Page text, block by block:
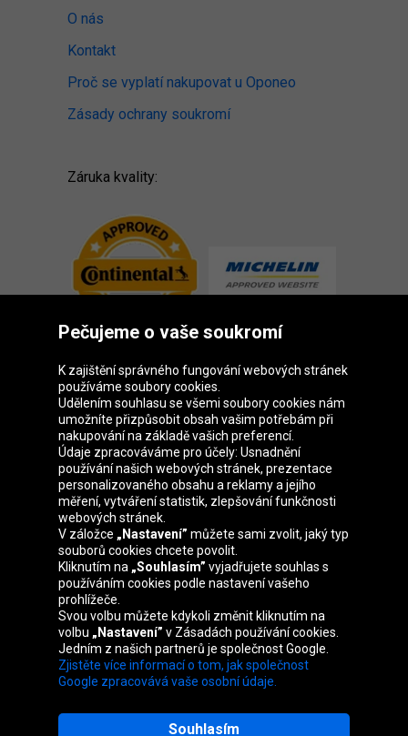
O nás
Kontakt
Proč se vyplatí nakupovat u Oponeo
Zásady ochrany soukromí
Záruka kvality:
Skupina Oponeo
Belgique Deutschland Éire España
France Italia Magyarország Nederland
Österreich Polska
Slovenská
republika
United
Kingdom
Pečujeme o vaše soukromí
K zajištění správného fungování webových stránek
používáme soubory cookies.
Udělením souhlasu se všemi soubory cookies nám
umožníte přizpůsobit obsah vašim potřebám při
nakupování na základě vašich preferencí.
Údaje zpracováváme pro účely: Usnadnění
používání našich webových stránek, prezentace
personalizovaného obsahu a reklamy a jejího
měření, vytváření statistik, zlepšování funkčnosti
webových stránek.
V záložce „Nastavení” můžete sami zvolit, jaký typ
souborů cookies chcete povolit.
Kliknutím na „Souhlasím” vyjadřujete souhlas s
používáním cookies podle nastavení vašeho
prohlížeče.
Svou volbu můžete kdykoli změnit kliknutím na
volbu „Nastavení” v Zásadách používání cookies.
Jedním z našich partnerů je společnost Google.
Zjistěte více informací o tom, jak společnost
Google zpracovává vaše osobní údaje.
Souhlasím